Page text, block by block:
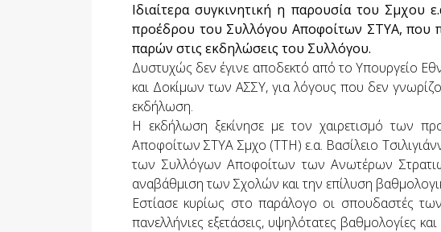
Ιδιαίτερα συγκινητική η παρουσία του Σμχου
προέδρου του Συλλόγου Αποφοίτων ΣΤΥΑ, που
παρών στις εκδηλώσεις του Συλλόγου.
Δυστυχώς δεν έγινε αποδεκτό από το Υπουργείο
και Δοκίμων των ΑΣΣΥ, για λόγους που δεν
εκδήλωση.
Η εκδήλωση ξεκίνησε με τον χαιρετισμό των
Αποφοίτων ΣΤΥΑ Σμχο (ΤΤΗ) ε.α. Βασίλειο
των Συλλόγων Αποφοίτων των Ανωτέρων
αναβάθμιση των Σχολών και την επίλυση
Εστίασε κυρίως στο παράλογο οι σπουδαστές
πανελλήνιες εξετάσεις, υψηλότατες βαθμολογίες